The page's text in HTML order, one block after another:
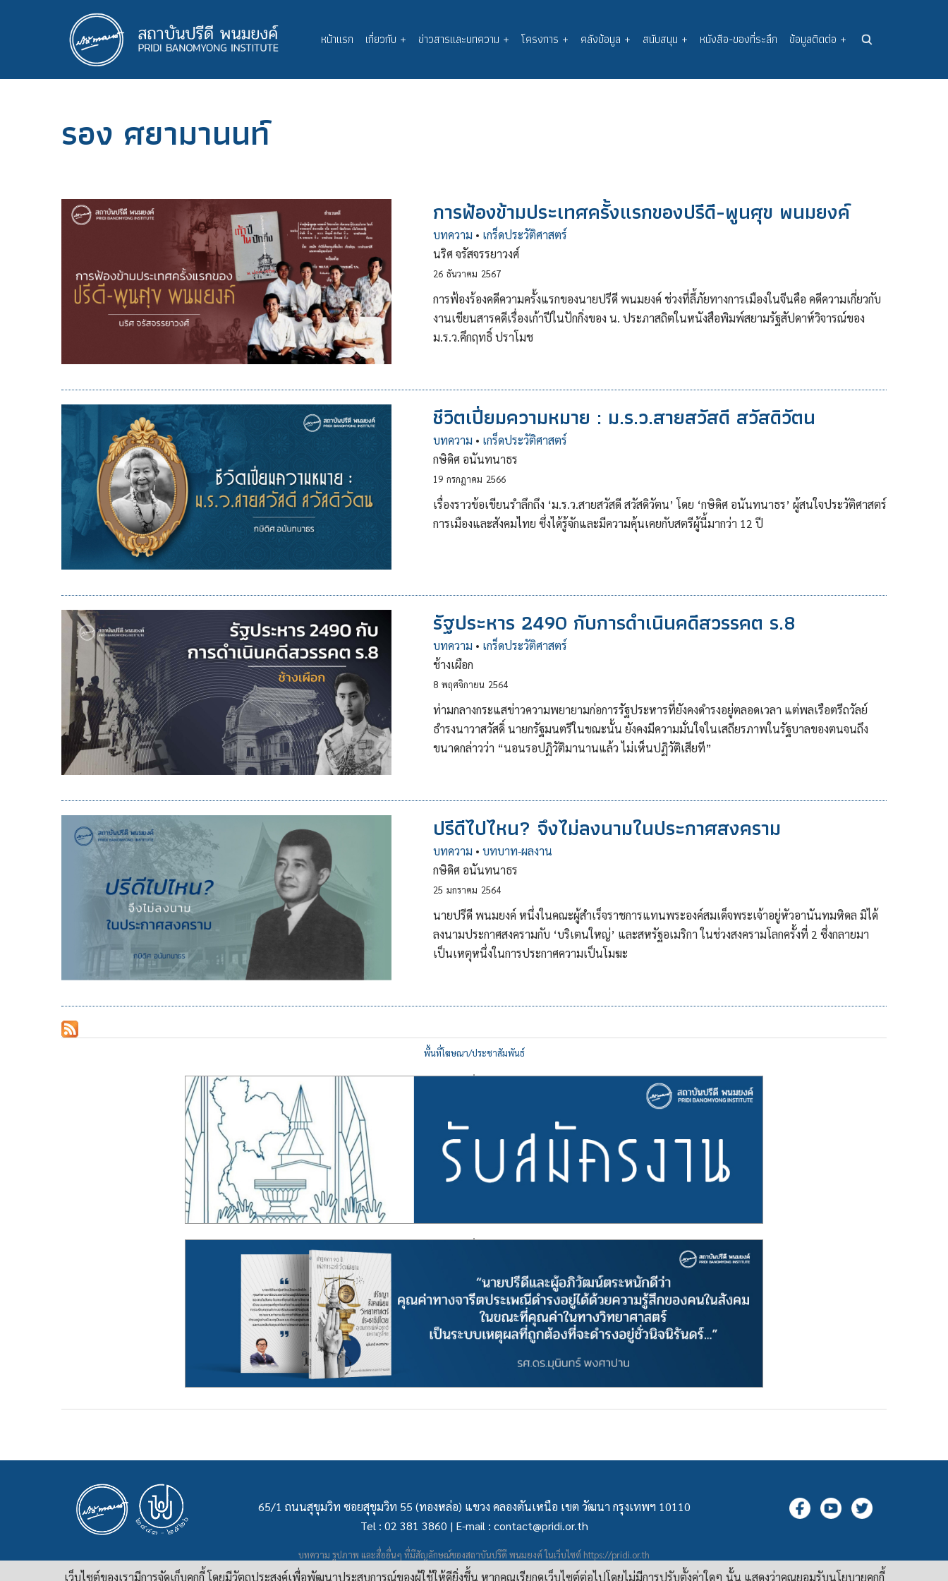
Main
navigation
หน้าแรก เกี่ยวกับ + ข่าวสารและบทความ + โครงการ + คลังข้อมูล + สนับสนุน + หนังสือ-ของที่ระลึก ข้อมูลติดต่อ +
รอง ศยามานนท์
การฟ้องข้ามประเทศครั้งแรกของปรีดี-พูนศุข พนมยงค์
บทความ • เกร็ดประวัติศาสตร์
นริศ จรัสจรรยาวงศ์
26 ธันวาคม 2567
การฟ้องร้องคดีความครั้งแรกของนายปรีดี พนมยงค์ ช่วงที่ลี้ภัยทางการเมืองในจีนคือ คดีความเกี่ยวกับ
งานเขียนสารคดีเรื่องเก้าปีในปักกิ่งของ น. ประภาสถิตในหนังสือพิมพ์สยามรัฐสัปดาห์วิจารณ์ของ
ม.ร.ว.คึกฤทธิ์ ปราโมช
ชีวิตเปี่ยมความหมาย : ม.ร.ว.สายสวัสดี สวัสดิวัตน
บทความ • เกร็ดประวัติศาสตร์
กษิดิศ อนันทนาธร
19 กรกฎาคม 2566
เรื่องราวข้อเขียนรำลึกถึง ‘ม.ร.ว.สายสวัสดี สวัสดิวัตน’ โดย ‘กษิดิศ อนันทนาธร’ ผู้สนใจประวัติศาสตร์
การเมืองและสังคมไทย ซึ่งได้รู้จักและมีความคุ้นเคยกับสตรีผู้นี้มากว่า 12 ปี
รัฐประหาร 2490 กับการดำเนินคดีสวรรคต ร.8
บทความ • เกร็ดประวัติศาสตร์
ช้างเผือก
8 พฤศจิกายน 2564
ท่ามกลางกระแสข่าวความพยายามก่อการรัฐประหารที่ยังคงดำรงอยู่ตลอดเวลา แต่พลเรือตรีถวัลย์
ธำรงนาวาสวัสดิ์ นายกรัฐมนตรีในขณะนั้น ยังคงมีความมั่นใจในเสถียรภาพในรัฐบาลของตนจนถึง
ขนาดกล่าวว่า “นอนรอปฏิวัติมานานแล้ว ไม่เห็นปฏิวัติเสียที”
ปรีดีไปไหน? จึงไม่ลงนามในประกาศสงคราม
บทความ • บทบาท-ผลงาน
กษิดิศ อนันทนาธร
25 มกราคม 2564
นายปรีดี พนมยงค์ หนึ่งในคณะผู้สำเร็จราชการแทนพระองค์สมเด็จพระเจ้าอยู่หัวอานันทมหิดล มิได้
ลงนามประกาศสงครามกับ ‘บริเตนใหญ่’ และสหรัฐอเมริกา ในช่วงสงครามโลกครั้งที่ 2 ซึ่งกลายมา
เป็นเหตุหนึ่งในการประกาศความเป็นโมฆะ
พื้นที่โฆษณา/ประชาสัมพันธ์
65/1 ถนนสุขุมวิท ซอยสุขุมวิท 55 (ทองหล่อ) แขวง คลองตันเหนือ เขต วัฒนา กรุงเทพฯ 10110
Tel : 02 381 3860 | E-mail : contact@pridi.or.th
บทความ รูปภาพ และสื่ออื่นๆ ที่มีสัญลักษณ์ของสถาบันปรีดี พนมยงค์ ในเว็บไซต์ https://pridi.or.th
เผยแพร่ภายใต้สัญญาอนุญาตครีเอทีฟคอมมอนส์แบบแสดงที่มา-ไม่ใช่เชิงพาณิชย์ 4.0 สากล
เว็บไซต์ของเรามีการจัดเก็บคุกกี้ โดยมีวัตถุประสงค์เพื่อพัฒนาประสบการณ์ของผู้ใช้ให้ดียิ่งขึ้น หากคุณเรียกดูเว็บไซต์ต่อไปโดยไม่มีการปรับตั้งค่าใดๆ นั้น แสดงว่าคุณยอมรับนโยบายคุกกี้